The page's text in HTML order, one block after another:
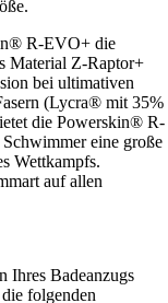
R-EVO+ die
Material Z-Raptor+
bei ultimativen
(Lycra® mit 35%
die Powerskin® R-
eine große
Wettkampfs.
auf allen
Ihres Badeanzugs
folgenden